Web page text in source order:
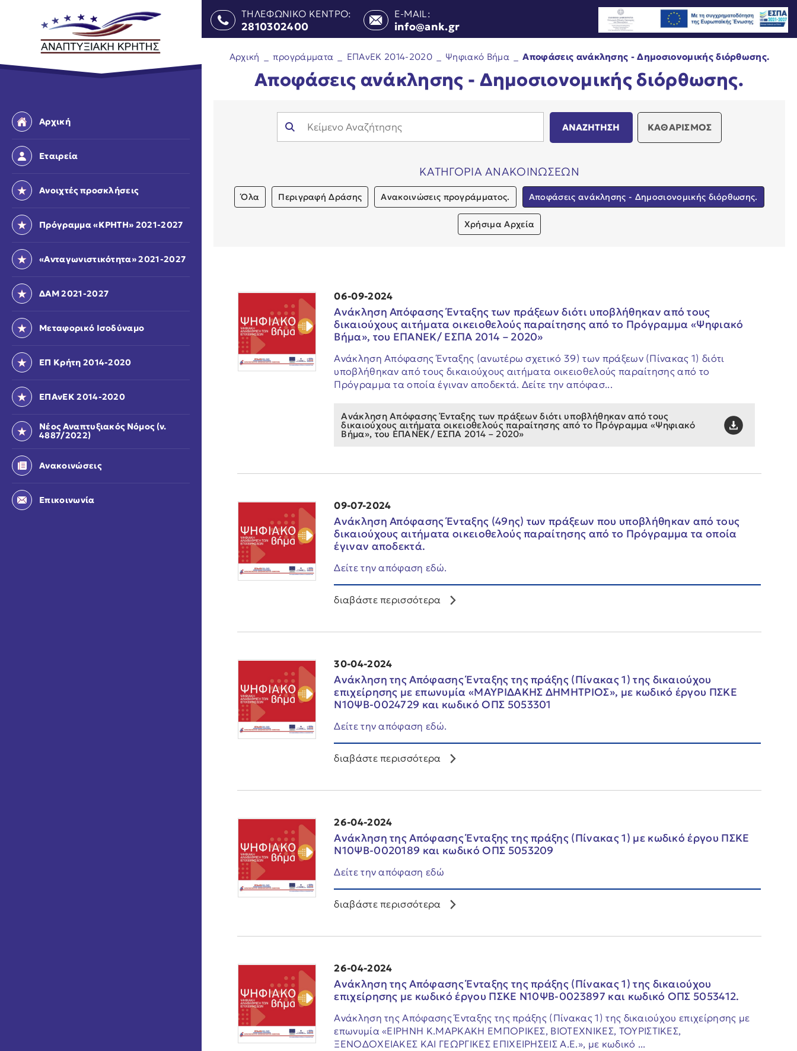
Αρχική
Εταιρεία
Ανοιχτές προσκλήσεις
Πρόγραμμα «ΚΡΗΤΗ» 2021-2027
«Ανταγωνιστικότητα» 2021-2027
ΔΑΜ 2021-2027
Μεταφορικό Ισοδύναμο
ΕΠ Κρήτη 2014-2020
ΕΠΑνΕΚ 2014-2020
Νέος Αναπτυξιακός Νόμος (ν.
4887/2022)
Ανακοινώσεις
Επικοινωνία
ΤΗΛΕΦΩΝΙΚΟ ΚΕΝΤΡΟ:
2810302400
E-MAIL:
info@ank.gr
Αρχική προγράμματα ΕΠΑνΕΚ 2014-2020 Ψηφιακό Βήμα Αποφάσεις ανάκλησης - Δημοσιονομικής διόρθωσης.
Αποφάσεις ανάκλησης - Δημοσιονομικής διόρθωσης.
ΚΑΘΑΡΙΣΜΟΣ
ΚΑΤΗΓΟΡΙΑ ΑΝΑΚΟΙΝΩΣΕΩΝ
Όλα Περιγραφή Δράσης Ανακοινώσεις προγράμματος. Αποφάσεις ανάκλησης - Δημοσιονομικής διόρθωσης.
Χρήσιμα Αρχεία
06-09-2024
Aνάκληση Απόφασης Ένταξης των πράξεων διότι υποβλήθηκαν από τους
δικαιούχους αιτήματα οικειοθελούς παραίτησης από το Πρόγραμμα «Ψηφιακό
Βήμα», του ΕΠΑΝΕΚ/ ΕΣΠΑ 2014 – 2020»
Aνάκληση Απόφασης Ένταξης (ανωτέρω σχετικό 39) των πράξεων (Πίνακας 1) διότι
υποβλήθηκαν από τους δικαιούχους αιτήματα οικειοθελούς παραίτησης από το
Πρόγραμμα τα οποία έγιναν αποδεκτά. Δείτε την απόφασ...
Aνάκληση Απόφασης Ένταξης των πράξεων διότι υποβλήθηκαν από τους
δικαιούχους αιτήματα οικειοθελούς παραίτησης από το Πρόγραμμα «Ψηφιακό
Βήμα», του ΕΠΑΝΕΚ/ ΕΣΠΑ 2014 – 2020»
09-07-2024
Ανάκληση Απόφασης Ένταξης (49ης) των πράξεων που υποβλήθηκαν από τους
δικαιούχους αιτήματα οικειοθελούς παραίτησης από το Πρόγραμμα τα οποία
έγιναν αποδεκτά.
Δείτε την απόφαση εδώ.
διαβάστε περισσότερα
30-04-2024
Ανάκληση της Απόφασης Ένταξης της πράξης (Πίνακας 1) της δικαιούχου
επιχείρησης με επωνυμία «ΜΑΥΡΙΔΑΚΗΣ ΔΗΜΗΤΡΙΟΣ», με κωδικό έργου ΠΣΚΕ
Ν10ΨΒ-0024729 και κωδικό ΟΠΣ 5053301
Δείτε την απόφαση εδώ.
διαβάστε περισσότερα
26-04-2024
Ανάκληση της Απόφασης Ένταξης της πράξης (Πίνακας 1) με κωδικό έργου ΠΣΚΕ
Ν10ΨΒ-0020189 και κωδικό ΟΠΣ 5053209
Δείτε την απόφαση εδώ
διαβάστε περισσότερα
26-04-2024
Aνάκληση της Απόφασης Ένταξης της πράξης (Πίνακας 1) της δικαιούχου
επιχείρησης με κωδικό έργου ΠΣΚΕ Ν10ΨΒ-0023897 και κωδικό ΟΠΣ 5053412.
Aνάκληση της Απόφασης Ένταξης της πράξης (Πίνακας 1) της δικαιούχου επιχείρησης με
επωνυμία «ΕΙΡΗΝΗ Κ.ΜΑΡΚΑΚΗ ΕΜΠΟΡΙΚΕΣ, ΒΙΟΤΕΧΝΙΚΕΣ, ΤΟΥΡΙΣΤΙΚΕΣ,
ΞΕΝΟΔΟΧΕΙΑΚΕΣ ΚΑΙ ΓΕΩΡΓΙΚΕΣ ΕΠΙΧΕΙΡΗΣΕΙΣ Α.Ε.», με κωδικό ...